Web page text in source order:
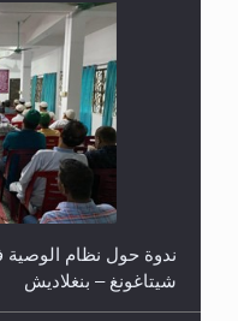
اليوم الوطني الرياضي